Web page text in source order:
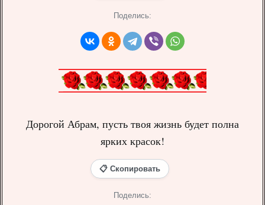
Поделись:
Дорогой Абрам, пусть твоя жизнь будет полна
ярких красок!
📋 Скопировать
Поделись: